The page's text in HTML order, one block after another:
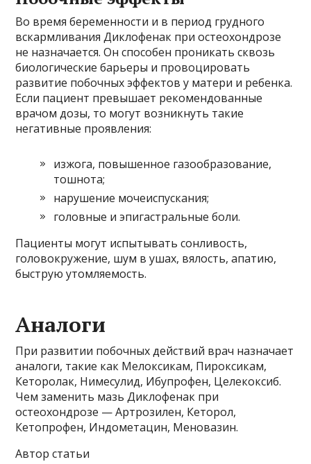
Во время беременности и в период грудного
вскармливания Диклофенак при остеохондрозе
не назначается. Он способен проникать сквозь
биологические барьеры и провоцировать
развитие побочных эффектов у матери и ребенка.
Если пациент превышает рекомендованные
врачом дозы, то могут возникнуть такие
негативные проявления:
изжога, повышенное газообразование,
тошнота;
нарушение мочеиспускания;
головные и эпигастральные боли.
Пациенты могут испытывать сонливость,
головокружение, шум в ушах, вялость, апатию,
быструю утомляемость.
Аналоги
При развитии побочных действий врач назначает
аналоги, такие как Мелоксикам, Пироксикам,
Кеторолак, Нимесулид, Ибупрофен, Целекоксиб.
Чем заменить мазь Диклофенак при
остеохондрозе — Артрозилен, Кеторол,
Кетопрофен, Индометацин, Меновазин.
Автор статьи